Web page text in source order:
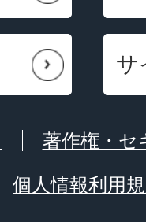
サ
著作権・セ
個人情報利用